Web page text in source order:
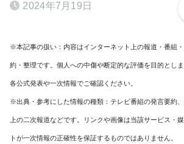
2024年7月19日
※本記事の扱い：内容はインターネット上の報道・番組
約・整理です。個人への中傷や断定的な評価を目的とし
各公式発表や一次情報でご確認ください。
※出典・参考にした情報の種類：テレビ番組の発言要約
上の二次報道などです。リンクや画像は当該サービス・
トが一次情報の正確性を保証するものではありません。